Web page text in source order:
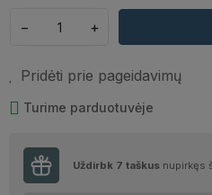
− +
Pridėti prie pageidavimų
Turime parduotuvėje
Uždirbk 7 taškus nupirkęs